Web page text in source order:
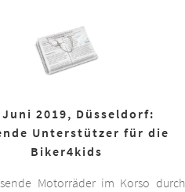
Juni 2019, Düsseldorf:
Unterstützer für die
Biker4kids
Motorräder im Korso durch